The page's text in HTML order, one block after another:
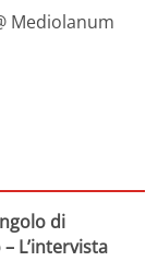
Mediolanum
di
L’intervista